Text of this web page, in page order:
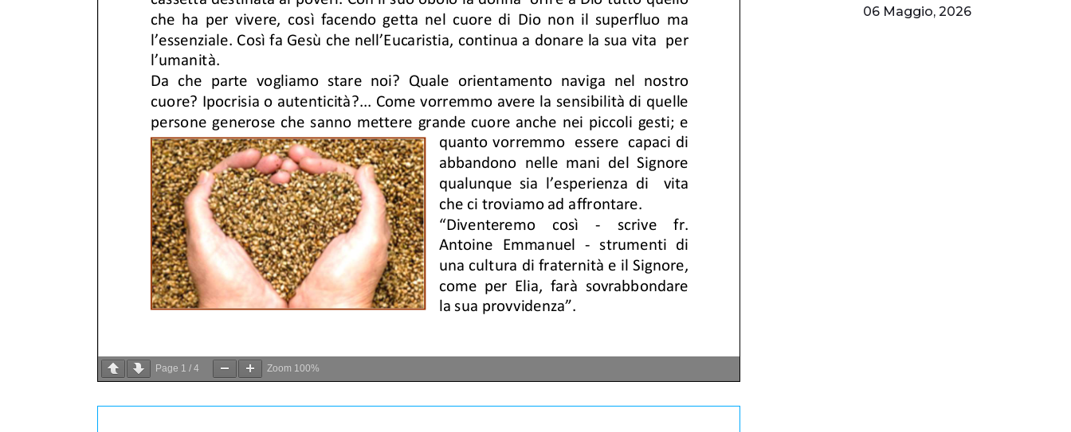
Page 1 / 4 Zoom 100%
06 Maggio, 2026